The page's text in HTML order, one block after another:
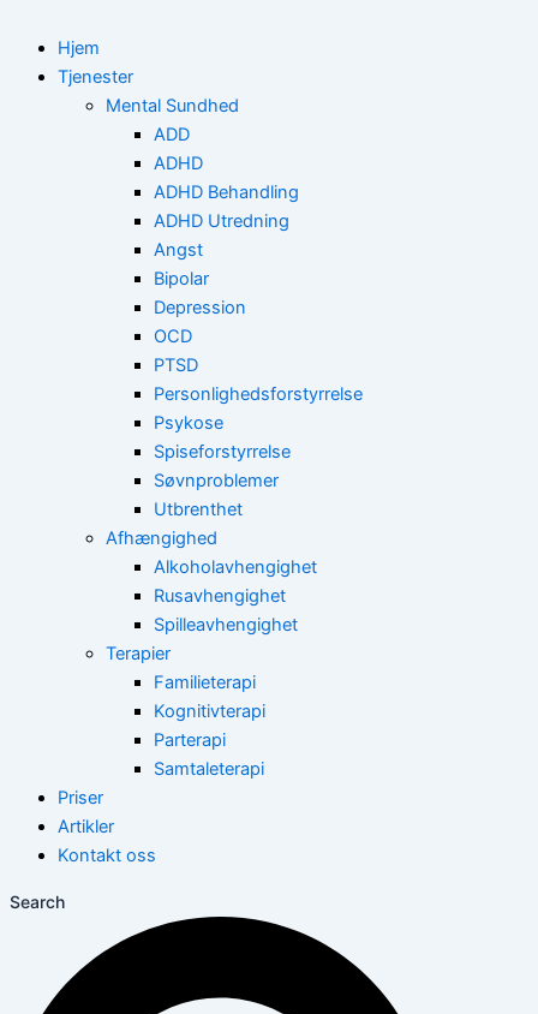
Hjem
Tjenester
Mental Sundhed
ADD
ADHD
ADHD Behandling
ADHD Utredning
Angst
Bipolar
Depression
OCD
PTSD
Personlighedsforstyrrelse
Psykose
Spiseforstyrrelse
Søvnproblemer
Utbrenthet
Afhængighed
Alkoholavhengighet
Rusavhengighet
Spilleavhengighet
Terapier
Familieterapi
Kognitivterapi
Parterapi
Samtaleterapi
Priser
Artikler
Kontakt oss
Search